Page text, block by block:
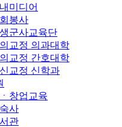
미디어
봉사
군사교육단
교정 의과대학
교정 간호대학
교정 신학과
창업교육
사
관